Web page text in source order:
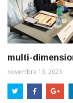
multi-
novembre 13, 2023